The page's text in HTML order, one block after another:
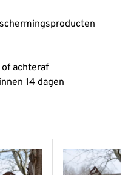
is:
achteraf
14 dagen